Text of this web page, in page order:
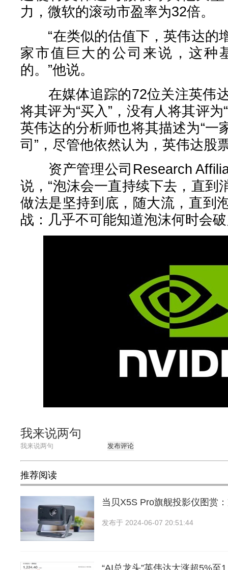
力，微软的滚动市盈率为32倍。
“在类似的估值下，英伟达的
家市值巨大的公司来说，这种
的。”他说。
在媒体追踪的72位关注英伟
将其评为“买入”，没有人将其评
英伟达的分析师也将其描述为“一
司”，尽管他依然认为，英伟达股
资产管理公司Research
说，“泡沫会一直持续下去，直到
做法是坚持到底，随大流，直到
战：几乎不可能知道泡沫何时会破
我来说两句
发布评论
推荐阅读
当贝X5S Pro旗舰投影仪图赏
发布于 2024-06-07 20:51:44
“AI总龙头”英伟达大涨超5%至